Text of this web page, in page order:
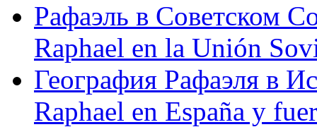
Рафаэль в Советском
Raphael en la Unión
География Рафаэля в
Raphael en España y